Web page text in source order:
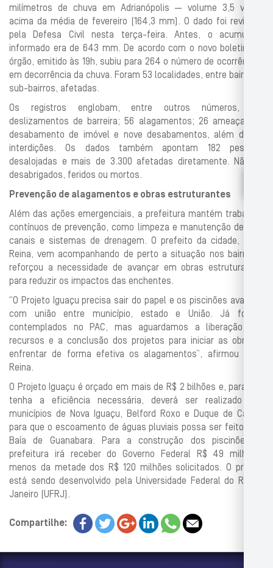
milímetros de chuva em Adrianópolis — volume 3,5 vezes
acima da média de fevereiro (164,3 mm). O dado foi revisado
pela Defesa Civil nesta terça-feira. Antes, o acumulado
informado era de 643 mm. De acordo com o novo boletim do
órgão, emitido às 19h, subiu para 264 o número de ocorrências
em decorrência da chuva. Foram 53 localidades, entre bairros e
sub-bairros, afetadas.
Os registros englobam, entre outros números, 102
deslizamentos de barreira; 56 alagamentos; 26 ameaças de
desabamento de imóvel e nove desabamentos, além de 24
interdições. Os dados também apontam 182 pessoas
desalojadas e mais de 3.300 afetadas diretamente. Não há
desabrigados, feridos ou mortos.
Prevenção de alagamentos e obras estruturantes
Além das ações emergenciais, a prefeitura mantém trabalhos
contínuos de prevenção, como limpeza e manutenção de rios,
canais e sistemas de drenagem. O prefeito da cidade, Dudu
Reina, vem acompanhando de perto a situação nos bairros e
reforçou a necessidade de avançar em obras estruturantes
para reduzir os impactos das enchentes.
“O Projeto Iguaçu precisa sair do papel e os piscinões avançar,
com união entre município, estado e União. Já fomos
contemplados no PAC, mas aguardamos a liberação dos
recursos e a conclusão dos projetos para iniciar as obras e
enfrentar de forma efetiva os alagamentos”, afirmou Dudu
Reina.
O Projeto Iguaçu é orçado em mais de R$ 2 bilhões e, para que
tenha a eficiência necessária, deverá ser realizado nos
municípios de Nova Iguaçu, Belford Roxo e Duque de Caxias
para que o escoamento de águas pluviais possa ser feito pela
Baía de Guanabara. Para a construção dos piscinões, a
prefeitura irá receber do Governo Federal R$ 49 milhões,
menos da metade dos R$ 120 milhões solicitados. O projeto
está sendo desenvolvido pela Universidade Federal do Rio de
Janeiro (UFRJ).
Compartilhe: